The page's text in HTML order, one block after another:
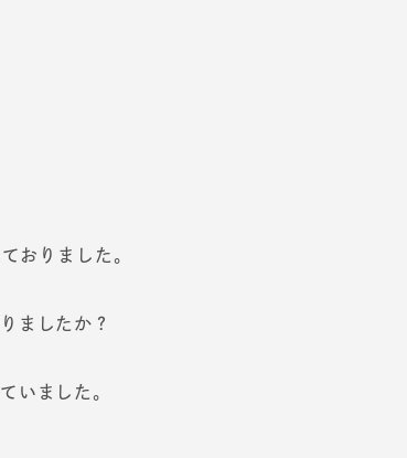
おりました。
ましたか？
いました。